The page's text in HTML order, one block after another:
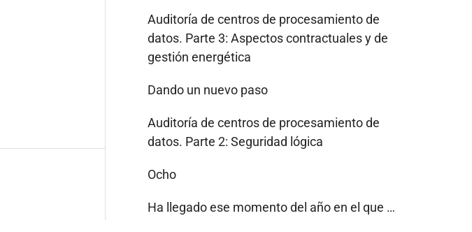
Auditoría de centros de procesamiento de
datos. Parte 3: Aspectos contractuales y de
gestión energética
Dando un nuevo paso
Auditoría de centros de procesamiento de
datos. Parte 2: Seguridad lógica
Ocho
Ha llegado ese momento del año en el que …